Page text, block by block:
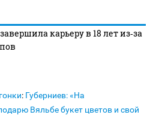
карьеру в 18 лет из‑за
: Губерниев: «На
Вяльбе букет цветов и свой